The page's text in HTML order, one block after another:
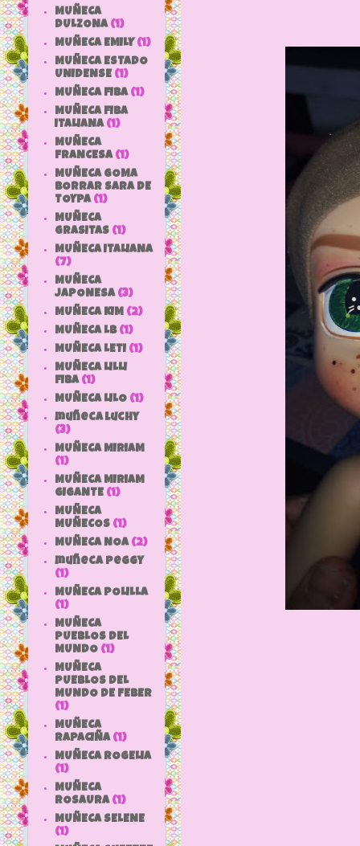
MUÑECA
DULZONA (1)
MUÑECA EMILY (1)
MUÑECA ESTADO
UNIDENSE (1)
MUÑECA FIBA (1)
MUÑECA FIBA
ITALIANA (1)
MUÑECA
FRANCESA (1)
MUÑECA GOMA
BORRAR SARA DE
TOYPA (1)
MUÑECA
GRASITAS (1)
MUÑECA ITALIANA
(7)
MUÑECA
JAPONESA (3)
MUÑECA KIM (2)
MUÑECA LB (1)
MUÑECA LETI (1)
MUÑECA LILLI
FIBA (1)
MUÑECA LILO (1)
muñeca luchy
(3)
MUÑECA MIRIAM
(1)
MUÑECA MIRIAM
GIGANTE (1)
MUÑECA
MUÑECOS (1)
MUÑECA NOA (2)
muñeca peggy
(1)
MUÑECA POLILLA
(1)
MUÑECA
PUEBLOS DEL
MUNDO (1)
MUÑECA
PUEBLOS DEL
MUNDO DE FEBER
(1)
MUÑECA
RAPACIÑA (1)
MUÑECA ROGELIA
(1)
MUÑECA
ROSAURA (1)
MUÑECA SELENE
(1)